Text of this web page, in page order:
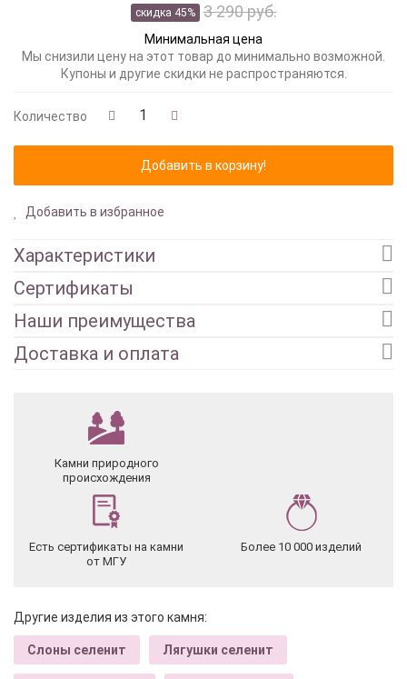
скидка 45% 3 290 руб.
Минимальная цена
Мы снизили цену на этот товар до минимально возможной.
Купоны и другие скидки не распространяются.
Количество
Добавить в избранное
Характеристики
Сертификаты
Наши преимущества
Доставка и оплата
Камни природного
происхождения
Есть сертификаты на камни
от МГУ
Более 10 000 изделий
Другие изделия из этого камня:
Слоны селенит Лягушки селенит